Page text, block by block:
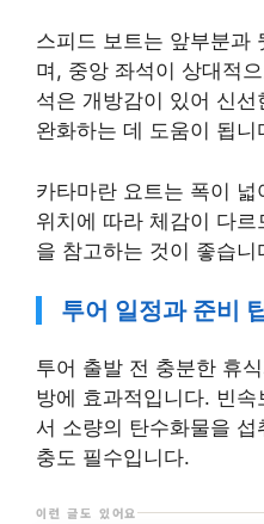
스피드 보트는 앞부분과
며, 중앙 좌석이 상대적
석은 개방감이 있어 신
완화하는 데 도움이 됩니
카타마란 요트는 폭이
위치에 따라 체감이 다
을 참고하는 것이 좋습니
투어 일정과 준비
투어 출발 전 충분한 휴
방에 효과적입니다. 빈
서 소량의 탄수화물을
충도 필수입니다.
이런 글도 있어요